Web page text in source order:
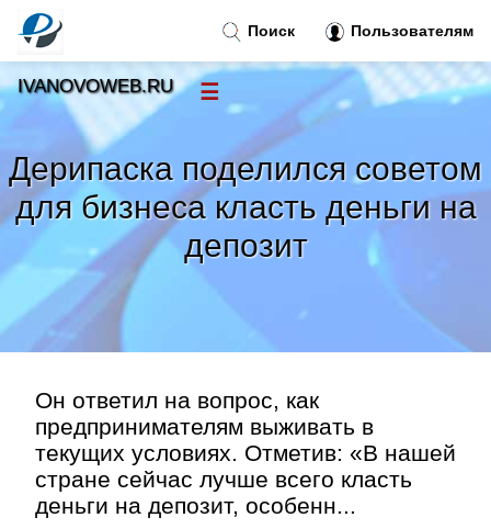
Дерипаска поделился советом
для бизнеса класть деньги на
депозит
Он ответил на вопрос, как
предпринимателям выживать в
текущих условиях. Отметив: «В нашей
стране сейчас лучше всего класть
деньги на депозит, особенн...
Поиск Пользователям
IVANOVOWEB.RU ☰
Новости
Тренды новостей »
»
Правила »